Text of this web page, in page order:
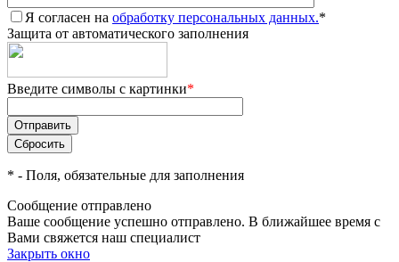
Я согласен на обработку персональных данных.*
Защита от автоматического заполнения
Введите символы с картинки*
* - Поля, обязательные для заполнения
Сообщение отправлено
Ваше сообщение успешно отправлено. В ближайшее время с
Вами свяжется наш специалист
Закрыть окно